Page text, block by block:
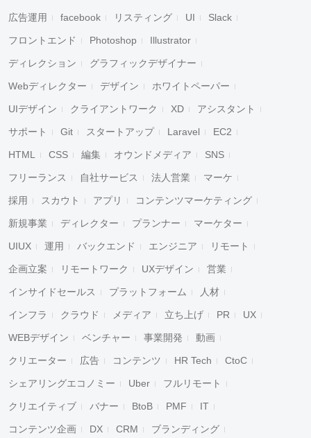
広告運用 facebook リスティング UI Slack
フロントエンド Photoshop Illustrator
ディレクション グラフィックデザイナー
Webディレクター デザイン ホワイトペーパー
UIデザイン クライアントワーク XD アシスタント
サポート Git スタートアップ Laravel EC2
HTML CSS 編集 オウンドメディア SNS
フリーランス 自社サービス 法人営業 マーケ
採用 スカウト アプリ コンテンツマーケティング
新規事業 ディレクター プランナー マーケター
UIUX 運用 バックエンド エンジニア リモート
企画立案 リモートワーク UXデザイン 営業
インサイドセールス プラットフォーム 人材
インフラ クラウド メディア 立ち上げ PR UX
WEBデザイン ベンチャー 事業開発 動画
クリエーター 広告 コンテンツ HR Tech CtoC
シェアリングエコノミー Uber フルリモート
クリエイティブ バナー BtoB PMF IT
コンテンツ企画 DX CRM ブランディング